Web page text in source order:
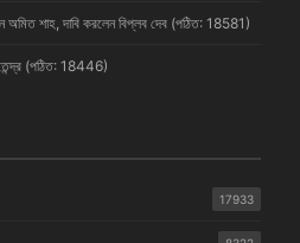
অমিত শাহ, দাবি করলেন বিপ্লব দেব (পঠিত: 18581)
(পঠিত: 18446)
17933